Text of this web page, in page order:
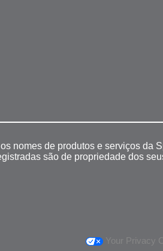
nomes de produtos e serviços
são de propriedade dos
Your Privacy